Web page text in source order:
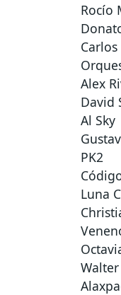
Rocío
Alex
David
Al Sky
PK2
Luna